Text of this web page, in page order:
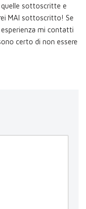
sottoscritte e
MAI sottoscritto! Se
mi contatti
certo di non essere